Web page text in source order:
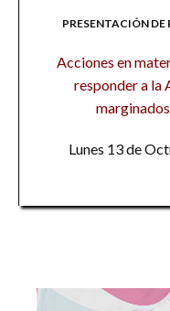
PRESENTACIÓN
Acciones en
responder a la
Lunes 13 de